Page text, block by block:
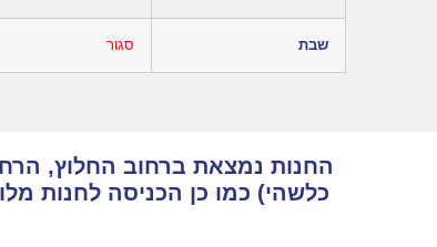
שבת סגור
החנות נמצאת ברחוב החלוץ,
כלשהי) כמו כן הכניסה לחנות